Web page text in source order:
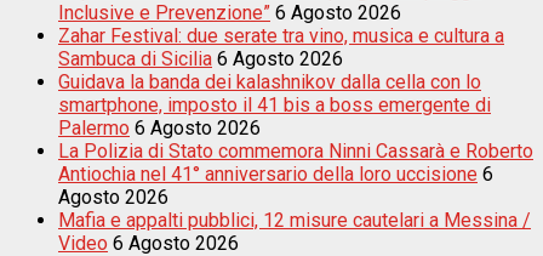
Inclusive e Prevenzione” 6 Agosto 2026
Zahar Festival: due serate tra vino, musica e cultura a
Sambuca di Sicilia 6 Agosto 2026
Guidava la banda dei kalashnikov dalla cella con lo
smartphone, imposto il 41 bis a boss emergente di
Palermo 6 Agosto 2026
La Polizia di Stato commemora Ninni Cassarà e Roberto
Antiochia nel 41° anniversario della loro uccisione 6
Agosto 2026
Mafia e appalti pubblici, 12 misure cautelari a Messina /
Video 6 Agosto 2026